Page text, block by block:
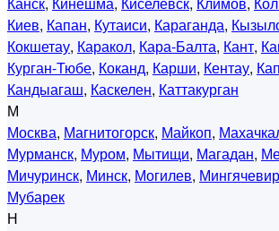
Киев, Капан, Кутаиси, Караганда,
Кокшетау, Каракол, Кара-Балта, Кант,
Курган-Тюбе, Коканд, Карши, Кентау,
Кандыагаш, Каскелен, Каттакурган
М
Москва, Магнитогорск, Майкоп,
Мурманск, Муром, Мытищи, Магадан,
Мичуринск, Минск, Могилев, Мингячевир
Мубарек
Н